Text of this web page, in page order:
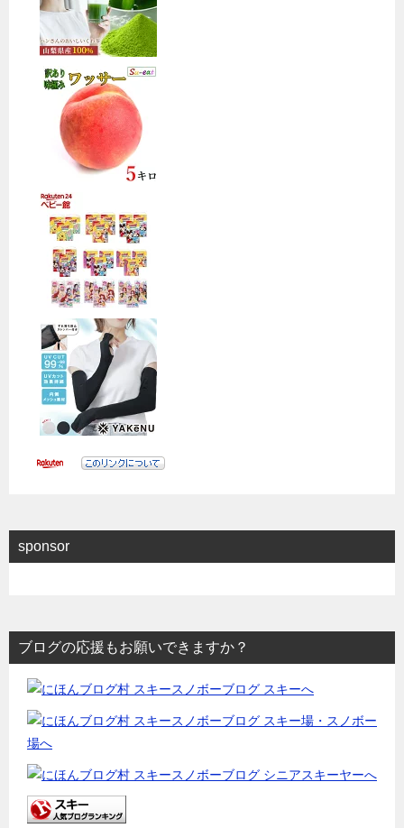
sponsor
ブログの応援もお願いできますか？